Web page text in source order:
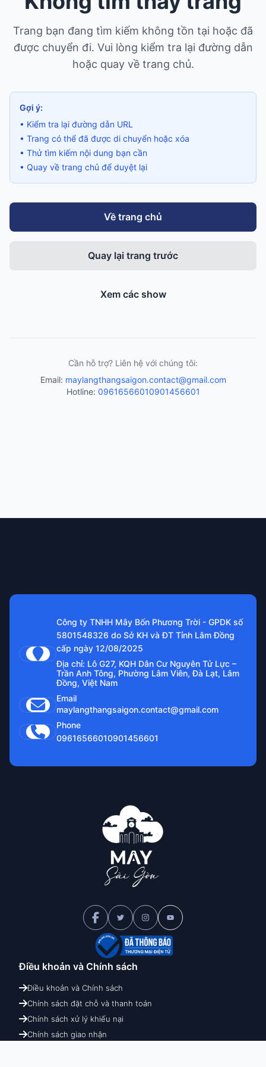
Trang bạn đang tìm kiếm không tồn tại hoặc đã
được chuyển đi. Vui lòng kiểm tra lại đường dẫn
hoặc quay về trang chủ.
Gợi ý:
• Kiểm tra lại đường dẫn URL
• Trang có thể đã được di chuyển hoặc xóa
• Thử tìm kiếm nội dung bạn cần
• Quay về trang chủ để duyệt lại
Về trang chủ
Quay lại trang trước
Xem các show
Cần hỗ trợ? Liên hệ với chúng tôi:
Email: maylangthangsaigon.contact@gmail.com
Hotline: 09616566010901456601
Công ty TNHH Mây Bốn Phương Trời - GPDK số
5801548326 do Sở KH và ĐT Tỉnh Lâm Đồng
cấp ngày 12/08/2025
Địa chỉ: Lô G27, KQH Dân Cư Nguyên Tử Lực –
Trần Anh Tông, Phường Lâm Viên, Đà Lạt, Lâm
Đồng, Việt Nam
Email
maylangthangsaigon.contact@gmail.com
Phone
09616566010901456601
Điều khoản và Chính sách
Điều khoản và Chính sách
Chính sách đặt chỗ và thanh toán
Chính sách xử lý khiếu nại
Chính sách giao nhận